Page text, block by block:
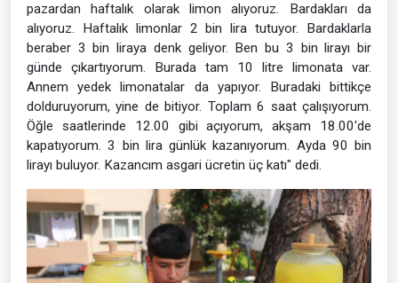
pazardan haftalık olarak limon alıyoruz. Bardakları da
alıyoruz. Haftalık limonlar 2 bin lira tutuyor. Bardaklarla
beraber 3 bin liraya denk geliyor. Ben bu 3 bin lirayı bir
günde çıkartıyorum. Burada tam 10 litre limonata var.
Annem yedek limonatalar da yapıyor. Buradaki bittikçe
dolduruyorum, yine de bitiyor. Toplam 6 saat çalışıyorum.
Öğle saatlerinde 12.00 gibi açıyorum, akşam 18.00'de
kapatıyorum. 3 bin lira günlük kazanıyorum. Ayda 90 bin
lirayı buluyor. Kazancım asgari ücretin üç katı" dedi.